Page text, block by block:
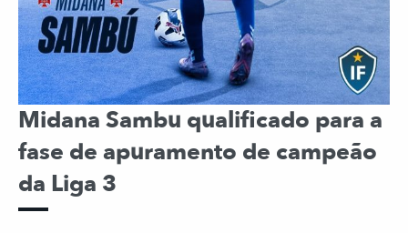
Midana Sambu qualificado para a
fase de apuramento de campeão
da Liga 3